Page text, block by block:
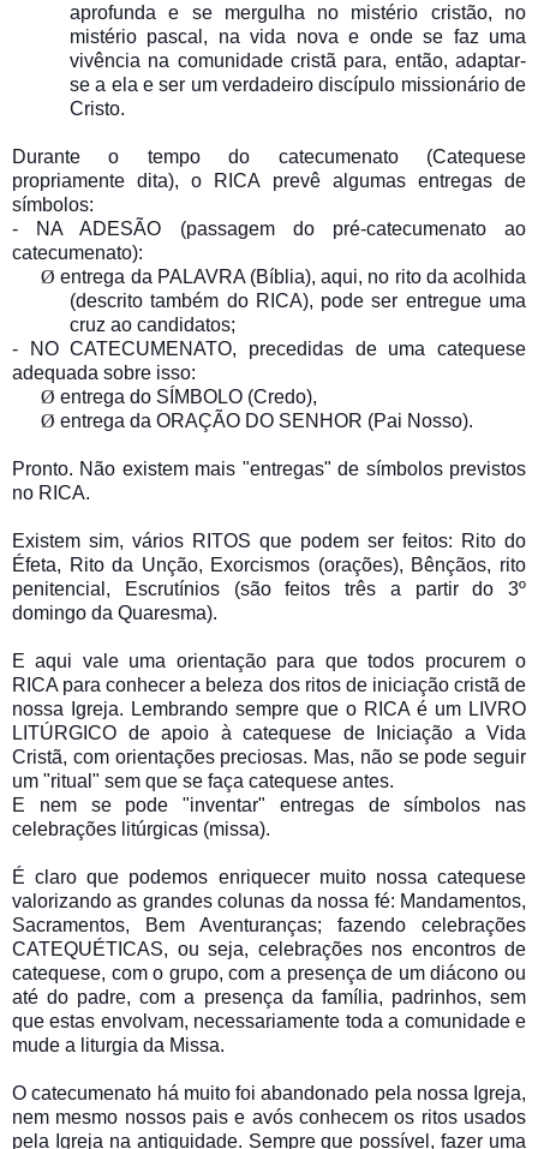
aprofunda e se mergulha no mistério cristão, no
mistério pascal, na vida nova e onde se faz uma
vivência na comunidade cristã para, então, adaptar-
se a ela e ser um verdadeiro discípulo missionário de
Cristo.
Durante o tempo do catecumenato (Catequese
propriamente dita), o RICA prevê algumas entregas de
símbolos:
- NA ADESÃO (passagem do pré-catecumenato ao
catecumenato):
Ø entrega da PALAVRA (Bíblia), aqui, no rito da acolhida
(descrito também do RICA), pode ser entregue uma
cruz ao candidatos;
- NO CATECUMENATO, precedidas de uma catequese
adequada sobre isso:
Ø entrega do SÍMBOLO (Credo),
Ø entrega da ORAÇÃO DO SENHOR (Pai Nosso).
Pronto. Não existem mais "entregas" de símbolos previstos
no RICA.
Existem sim, vários RITOS que podem ser feitos: Rito do
Éfeta, Rito da Unção, Exorcismos (orações), Bênçãos, rito
penitencial, Escrutínios (são feitos três a partir do 3º
domingo da Quaresma).
E aqui vale uma orientação para que todos procurem o
RICA para conhecer a beleza dos ritos de iniciação cristã de
nossa Igreja. Lembrando sempre que o RICA é um LIVRO
LITÚRGICO de apoio à catequese de Iniciação a Vida
Cristã, com orientações preciosas. Mas, não se pode seguir
um "ritual" sem que se faça catequese antes.
E nem se pode "inventar" entregas de símbolos nas
celebrações litúrgicas (missa).
É claro que podemos enriquecer muito nossa catequese
valorizando as grandes colunas da nossa fé: Mandamentos,
Sacramentos, Bem Aventuranças; fazendo celebrações
CATEQUÉTICAS, ou seja, celebrações nos encontros de
catequese, com o grupo, com a presença de um diácono ou
até do padre, com a presença da família, padrinhos, sem
que estas envolvam, necessariamente toda a comunidade e
mude a liturgia da Missa.
O catecumenato há muito foi abandonado pela nossa Igreja,
nem mesmo nossos pais e avós conhecem os ritos usados
pela Igreja na antiguidade. Sempre que possível, fazer uma